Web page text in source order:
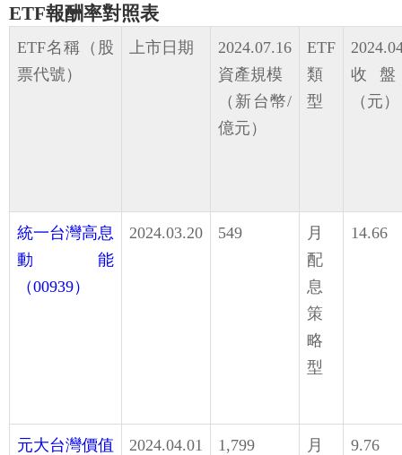
ETF報酬率對照表
ETF名稱（股
票代號）
上市日期
2024.07.16
資產規模
（新台幣/
億元）
ETF
類
型
收
（元）
統一台灣高息
動能
（00939）
2024.03.20 549
月
配
息
策
略
型
14.66
元大台灣價值
2024.04.01 1,799
月
9.76